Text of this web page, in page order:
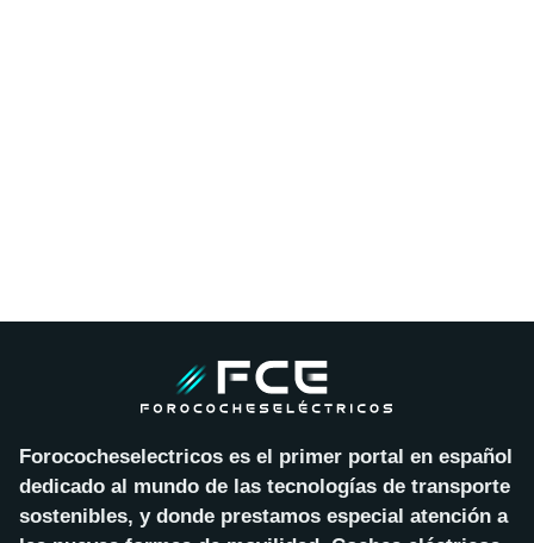
Forococheselectricos es el primer portal en español
dedicado al mundo de las tecnologías de transporte
sostenibles, y donde prestamos especial atención a